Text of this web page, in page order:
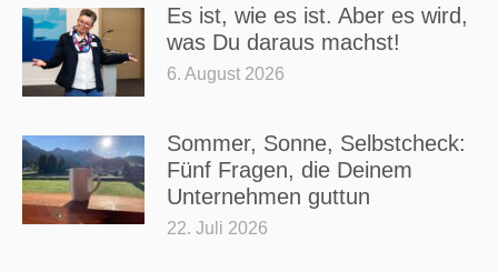
Es ist, wie es ist. Aber es wird,
was Du daraus machst!
6. August 2026
Sommer, Sonne, Selbstcheck:
Fünf Fragen, die Deinem
Unternehmen guttun
22. Juli 2026